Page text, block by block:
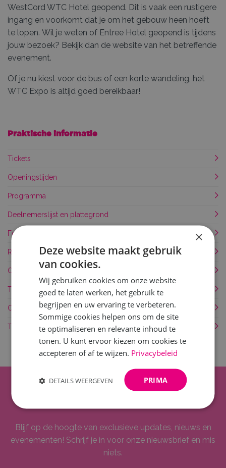
Praktische informatie
Tickets
Openingstijden
Programma
Deelnemerslijst en plattegrond
Food & drinks
Route en parkeren
Openbaar vervoer
Taxi / Kiss & Ride
Overnachten
Toegankelijkheid
WestCord WTC Hotel geopend. Dit is vaak een rustigere
ingang en voorkomt dat je om het gebouw heen hoeft
te lopen. Wil je weten of Entree Hotel geopend is tijdens
jouw bezoek? Bekijk dan de website van het betreffende
evenement.
Of je nu kiest voor de bus of een korte wandeling, het
WTC Expo is altijd goed bereikbaar!
Op de hoogte blijven?
Blijf op de hoogte van exclusieve updates, nieuws en
evenementen! Schrijf je in voor onze nieuwsbrief en mis
niets.
×
Deze website maakt gebruik
van cookies.
Wij gebruiken cookies om onze website
goed te laten werken, het gebruik te
begrijpen en uw ervaring te verbeteren.
Sommige cookies helpen ons om de site
te optimaliseren en relevante inhoud te
tonen. U kunt ervoor kiezen om cookies te
accepteren of af te wijzen. Privacybeleid
PRIMA
DETAILS WEERGEVEN